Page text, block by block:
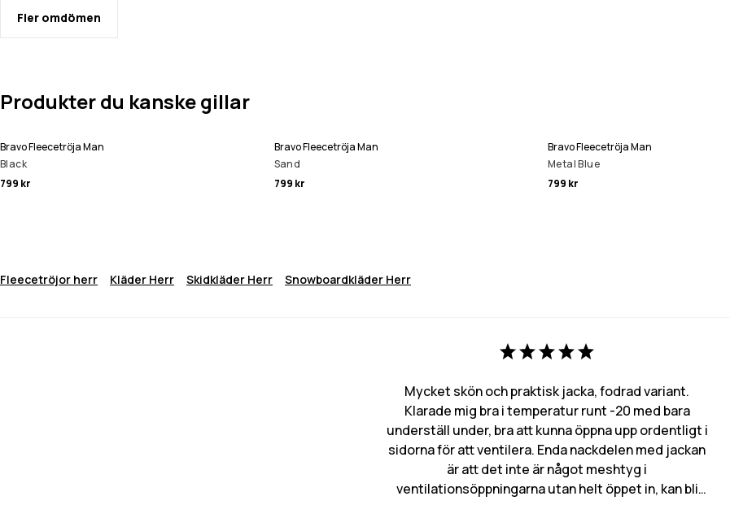
Fler omdömen
Produkter du kanske gillar
Bravo Fleecetröja Man
Black
799 kr
Bravo Fleecetröja Man
Sand
799 kr
Bravo Fleecetröja Man
Metal Blue
799 kr
Fleecetröjor herr Kläder Herr Skidkläder Herr Snowboardkläder Herr
Mycket skön och praktisk jacka, fodrad variant.
Klarade mig bra i temperatur runt -20 med bara
underställ under, bra att kunna öppna upp ordentligt i
sidorna för att ventilera. Enda nackdelen med jackan
är att det inte är något meshtyg i
ventilationsöppningarna utan helt öppet in, kan bli